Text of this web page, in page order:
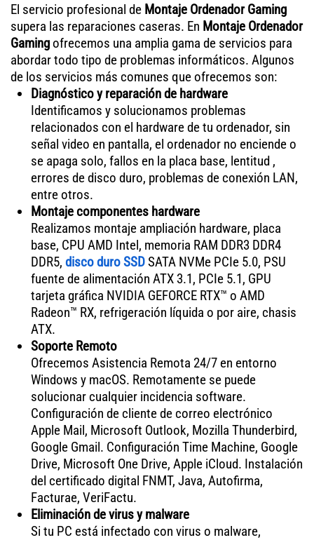
El servicio profesional de Montaje Ordenador Gaming
supera las reparaciones caseras. En Montaje Ordenador
Gamingofrecemos una amplia gama de servicios para
abordar todo tipo de problemas informáticos. Algunos
de los servicios más comunes que ofrecemos son:
Diagnóstico y reparación de hardware
Identificamos y solucionamos problemas
relacionados con el hardware de tu ordenador, sin
señal video en pantalla, el ordenador no enciende o
se apaga solo, fallos en la placa base, lentitud ,
errores de disco duro, problemas de conexión LAN,
entre otros.
Montaje componentes hardware
Realizamos montaje ampliación hardware, placa
base, CPU AMD Intel, memoria RAM DDR3 DDR4
DDR5, disco duro SSDSATA NVMe PCIe 5.0, PSU
fuente de alimentación ATX 3.1, PCIe 5.1, GPU
tarjeta gráfica NVIDIA GEFORCE RTX™ o AMD
Radeon™ RX, refrigeración líquida o por aire, chasis
ATX.
Soporte Remoto
Ofrecemos Asistencia Remota 24/7 en entorno
Windows y macOS. Remotamente se puede
solucionar cualquier incidencia software.
Configuración de cliente de correo electrónico
Apple Mail, Microsoft Outlook, Mozilla Thunderbird,
Google Gmail. Configuración Time Machine, Google
Drive, Microsoft One Drive, Apple iCloud. Instalación
del certificado digital FNMT, Java, Autofirma,
Facturae, VeriFactu.
Eliminación de virus y malware
Si tu PC está infectado con virus o malware,